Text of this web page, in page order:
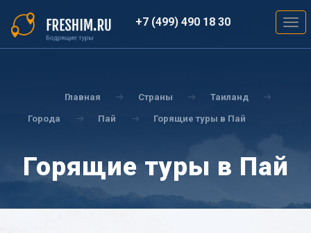
основному
содержанию
+7 (499) 490 18 30
Главная Страны Таиланд
Города Пай Горящие туры в Пай
Горящие туры в Пай